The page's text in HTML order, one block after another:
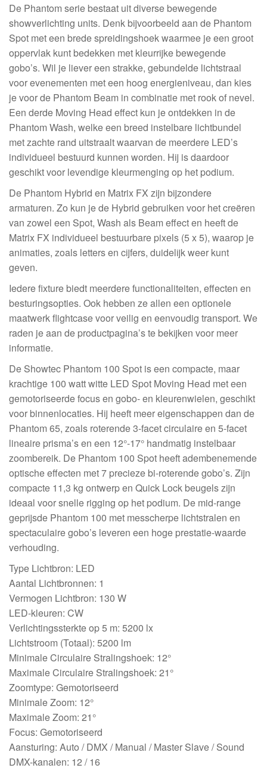
De Phantom serie bestaat uit diverse bewegende
showverlichting units. Denk bijvoorbeeld aan de Phantom
Spot met een brede spreidingshoek waarmee je een groot
oppervlak kunt bedekken met kleurrijke bewegende
gobo’s. Wil je liever een strakke, gebundelde lichtstraal
voor evenementen met een hoog energieniveau, dan kies
je voor de Phantom Beam in combinatie met rook of nevel.
Een derde Moving Head effect kun je ontdekken in de
Phantom Wash, welke een breed instelbare lichtbundel
met zachte rand uitstraalt waarvan de meerdere LED’s
individueel bestuurd kunnen worden. Hij is daardoor
geschikt voor levendige kleurmenging op het podium.
De Phantom Hybrid en Matrix FX zijn bijzondere
armaturen. Zo kun je de Hybrid gebruiken voor het creëren
van zowel een Spot, Wash als Beam effect en heeft de
Matrix FX individueel bestuurbare pixels (5 x 5), waarop je
animaties, zoals letters en cijfers, duidelijk weer kunt
geven.
Iedere fixture biedt meerdere functionaliteiten, effecten en
besturingsopties. Ook hebben ze allen een optionele
maatwerk flightcase voor veilig en eenvoudig transport. We
raden je aan de productpagina’s te bekijken voor meer
informatie.
De Showtec Phantom 100 Spot is een compacte, maar
krachtige 100 watt witte LED Spot Moving Head met een
gemotoriseerde focus en gobo- en kleurenwielen, geschikt
voor binnenlocaties. Hij heeft meer eigenschappen dan de
Phantom 65, zoals roterende 3-facet circulaire en 5-facet
lineaire prisma’s en een 12°-17° handmatig instelbaar
zoombereik. De Phantom 100 Spot heeft adembenemende
optische effecten met 7 precieze bi-roterende gobo’s. Zijn
compacte 11,3 kg ontwerp en Quick Lock beugels zijn
ideaal voor snelle rigging op het podium. De mid-range
geprijsde Phantom 100 met messcherpe lichtstralen en
spectaculaire gobo’s leveren een hoge prestatie-waarde
verhouding.
Type Lichtbron: LED
Aantal Lichtbronnen: 1
Vermogen Lichtbron: 130 W
LED-kleuren: CW
Verlichtingssterkte op 5 m: 5200 lx
Lichtstroom (Totaal): 5200 lm
Minimale Circulaire Stralingshoek: 12°
Maximale Circulaire Stralingshoek: 21°
Zoomtype: Gemotoriseerd
Minimale Zoom: 12°
Maximale Zoom: 21°
Focus: Gemotoriseerd
Aansturing: Auto / DMX / Manual / Master Slave / Sound
DMX-kanalen: 12 / 16